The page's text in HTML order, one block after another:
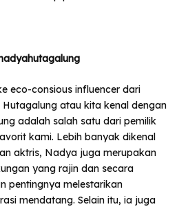
eco-consious influencer dari
atau kita kenal dengan
adalah salah satu dari pemilik
kami. Lebih banyak dikenal
aktris, Nadya juga merupakan
yang rajin dan secara
pentingnya melestarikan
mendatang. Selain itu, ia juga